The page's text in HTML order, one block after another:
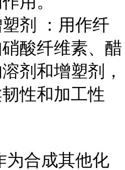
剂 ：用作纤
酸纤维素、醋
剂和增塑剂，
性和加工性
为合成其他化